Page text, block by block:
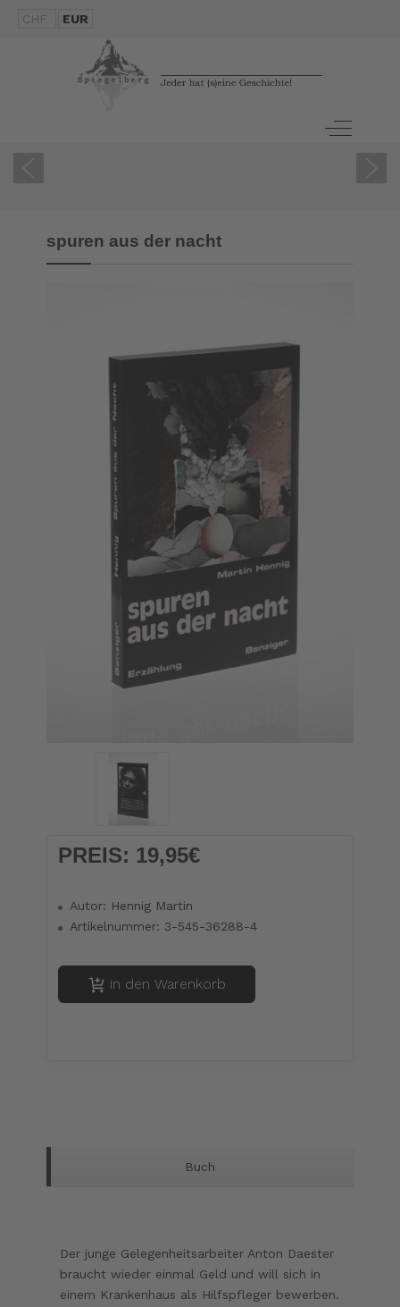
CHF EUR
Off-
spuren aus der nacht
PREIS: 19,95€
Autor: Hennig Martin
Artikelnummer: 3-545-36288-4
in den Warenkorb
Buch
Der junge Gelegenheitsarbeiter Anton Daester
braucht wieder einmal Geld und will sich in
einem Krankenhaus als Hilfspfleger bewerben.